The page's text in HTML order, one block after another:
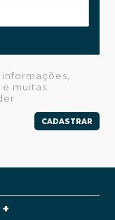
muitas
CADASTRAR